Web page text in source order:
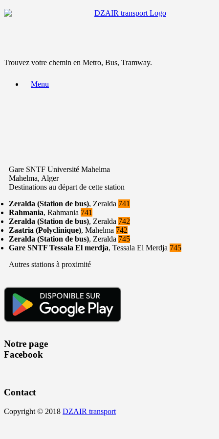
Trouvez votre chemin en Metro, Bus, Tramway.
Menu
Gare SNTF Université Mahelma
Mahelma, Alger
Destinations au départ de cette station
Zeralda (Station de bus), Zeralda 741
Rahmania, Rahmania 741
Zeralda (Station de bus), Zeralda 742
Zaatria (Polyclinique), Mahelma 742
Zeralda (Station de bus), Zeralda 745
Gare SNTF Tessala El merdja, Tessala El Merdja 745
Autres stations à proximité
Notre page
Facebook
Contact
Copyright © 2018 DZAIR transport